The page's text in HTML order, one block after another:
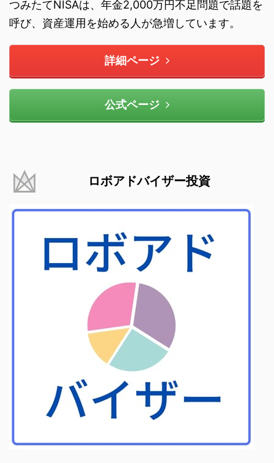
つみたてNISAは、年金2,000万円不足問題で話題を
呼び、資産運用を始める人が急増しています。
詳細ページ
公式ページ
ロボアドバイザー投資